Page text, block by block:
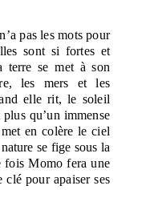
pas les mots pour
sont si fortes et
terre se met à son
les mers et les
elle rit, le soleil
qu’un immense
en colère le ciel
se fige sous la
fois Momo fera une
pour apaiser ses